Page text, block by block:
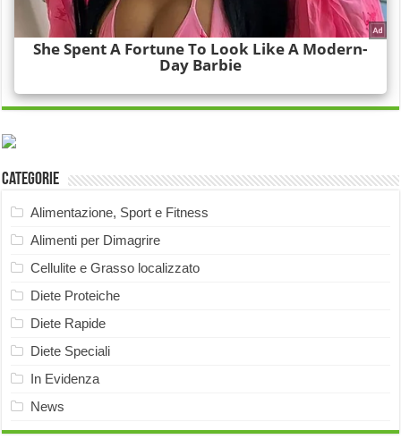
Categorie
Alimentazione, Sport e Fitness
Alimenti per Dimagrire
Cellulite e Grasso localizzato
Diete Proteiche
Diete Rapide
Diete Speciali
In Evidenza
News